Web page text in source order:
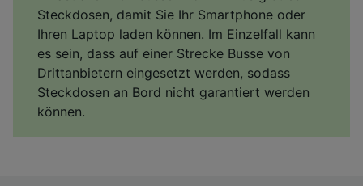
Steckdosen, damit Sie Ihr Smartphone oder
Ihren Laptop laden können. Im Einzelfall kann
es sein, dass auf einer Strecke Busse von
Drittanbietern eingesetzt werden, sodass
Steckdosen an Bord nicht garantiert werden
können.